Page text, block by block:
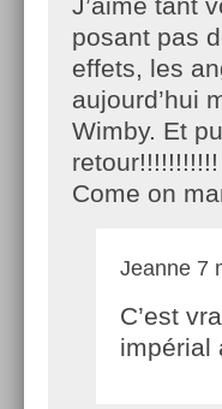
posant pas
effets, les
aujourd’hui
Wimby. Et
retour!!!!!!!!!!!
Come on
Jeanne 7
C’est
impérial